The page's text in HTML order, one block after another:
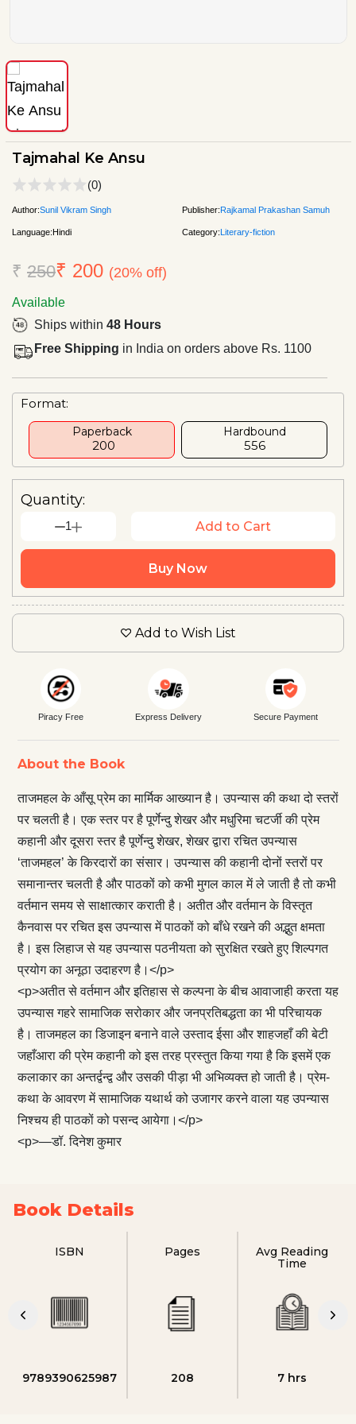
Tajmahal Ke Ansu
(0)
Author:Sunil Vikram Singh Publisher:Rajkamal Prakashan Samuh
Language:Hindi Category:Literary-fiction
₹ 250₹ 200 (20% off)
Available
Ships within 48 Hours
Free Shipping in India on orders above Rs. 1100
Format:
Paperback
₹ 200
Hardbound
₹556
Quantity:
1 Add to Cart
Buy Now
Add to Wish List
Piracy Free Express Delivery Secure Payment
About the Book
ताजमहल के आँसू प्रेम का मार्मिक आख्यान है। उपन्यास की कथा दो स्तरों
पर चलती है। एक स्तर पर है पूर्णेन्दु शेखर और मधुरिमा चटर्जी की प्रेम
कहानी और दूसरा स्तर है पूर्णेन्दु शेखर, शेखर द्वारा रचित उपन्यास
‘ताजमहल’ के किरदारों का संसार। उपन्यास की कहानी दोनों स्तरों पर
समानान्तर चलती है और पाठकों को कभी मुगल काल में ले जाती है तो कभी
वर्तमान समय से साक्षात्कार कराती है। अतीत और वर्तमान के विस्तृत
कैनवास पर रचित इस उपन्यास में पाठकों को बाँधे रखने की अद्भुत क्षमता
है। इस लिहाज से यह उपन्यास पठनीयता को सुरक्षित रखते हुए शिल्पगत
प्रयोग का अनूठा उदाहरण है।</p>
<p>अतीत से वर्तमान और इतिहास से कल्पना के बीच आवाजाही करता यह
उपन्यास गहरे सामाजिक सरोकार और जनप्रतिबद्धता का भी परिचायक
है। ताजमहल का डिजाइन बनाने वाले उस्ताद ईसा और शाहजहाँ की बेटी
जहाँआरा की प्रेम कहानी को इस तरह प्रस्तुत किया गया है कि इसमें एक
कलाकार का अन्तर्द्वन्‍द्व और उसकी पीड़ा भी अभिव्यक्त हो जाती है। प्रेम-
कथा के आवरण में सामाजिक यथार्थ को उजागर करने वाला यह उपन्यास
निश्चय ही पाठकों को पसन्द आयेगा।</p>
<p>—डॉ. दिनेश कुमार
Book Details
ISBN
9789390625987
Pages
208
Avg Reading
Time
7 hrs